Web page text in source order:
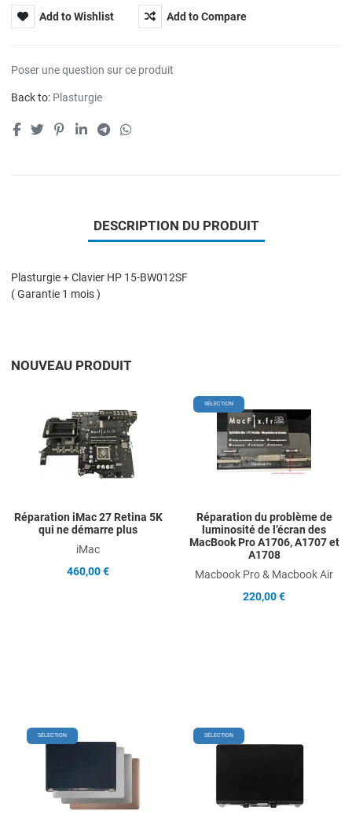
Add to Wishlist Add to Compare
Poser une question sur ce produit
Back to: Plasturgie
DESCRIPTION DU PRODUIT
Plasturgie + Clavier HP 15-BW012SF
( Garantie 1 mois )
NOUVEAU PRODUIT
Add to Wishlist
Add to Compare
Quick View
Réparation iMac 27 Retina 5K
qui ne démarre plus
iMac
460,00 €
SÉLECTION
Réparation du problème de
luminosité de l’écran des
MacBook Pro A1706, A1707 et
A1708
Macbook Pro & Macbook Air
220,00 €
SÉLECTION Add to Wishlist
Quick View
SÉLECTION